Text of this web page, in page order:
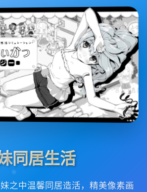
同居生活
之中温馨同居造活，精美像素画